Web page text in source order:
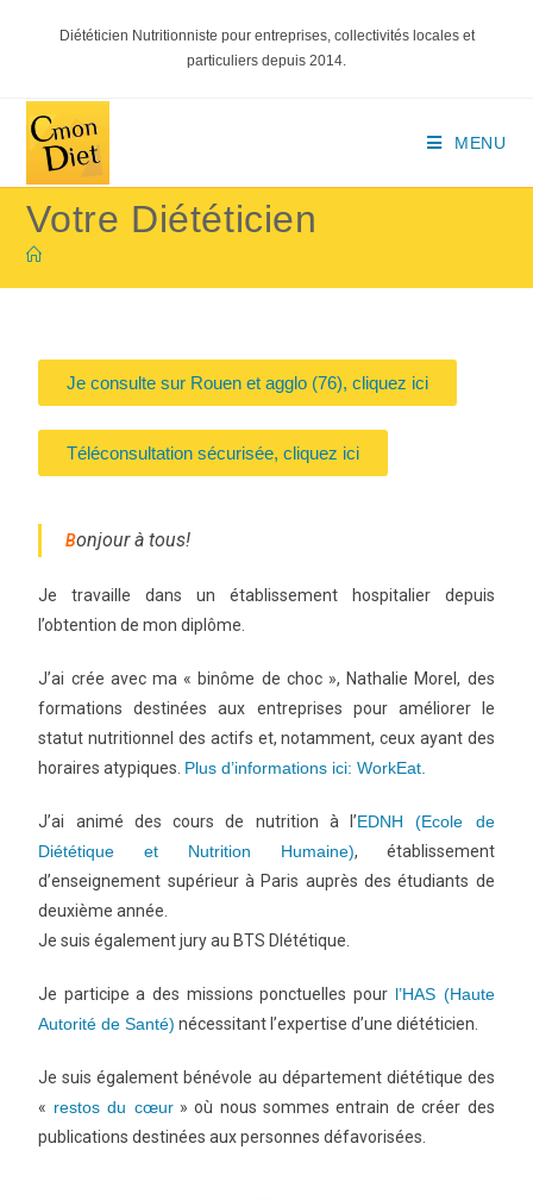
Diététicien Nutritionniste pour entreprises, collectivités locales et
particuliers depuis 2014.
MENU
Votre Diététicien
Je consulte sur Rouen et agglo (76), cliquez ici
Téléconsultation sécurisée, cliquez ici
Bonjour à tous!
Je travaille dans un établissement hospitalier depuis
l’obtention de mon diplôme.
J’ai crée avec ma « binôme de choc », Nathalie Morel, des
formations destinées aux entreprises pour améliorer le
statut nutritionnel des actifs et, notamment, ceux ayant des
horaires atypiques. Plus d’informations ici: WorkEat.
J’ai animé des cours de nutrition à l’EDNH (Ecole de
Diététique et Nutrition Humaine), établissement
d’enseignement supérieur à Paris auprès des étudiants de
deuxième année.
Je suis également jury au BTS DIététique.
Je participe a des missions ponctuelles pourl’HAS (Haute
Autorité de Santé) nécessitant l’expertise d’une diététicien.
Je suis également bénévole au département diététique des
« restos du cœur» où nous sommes entrain de créer des
publications destinées aux personnes défavorisées.